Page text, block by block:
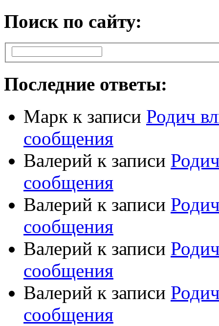
Поиск по сайту:
Последние ответы:
Марк к записи Родич
сообщения
Валерий к записи
сообщения
Валерий к записи
сообщения
Валерий к записи
сообщения
Валерий к записи
сообщения